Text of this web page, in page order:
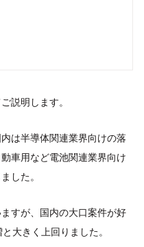
説明します。
は半導体関連業界向けの落
車用など電池関連業界向け
した。
すが、国内の大口案件が好
大きく上回りました。